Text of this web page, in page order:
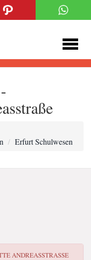
Erfurt Schulwesen
ANDREASSTRASSE